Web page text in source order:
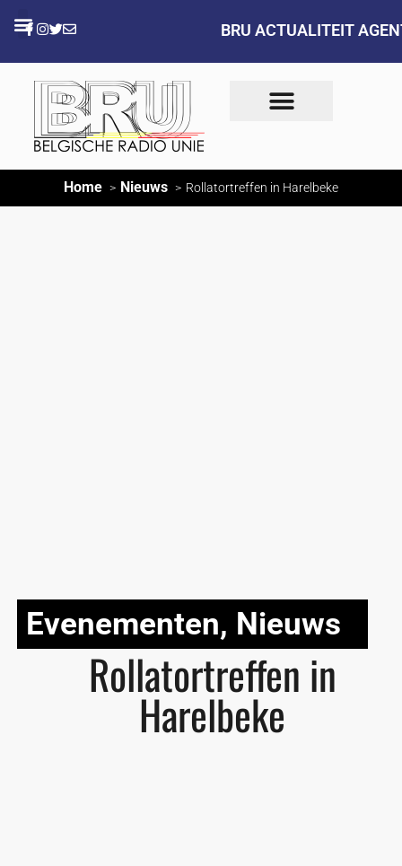
BRU ACTUALITEIT
Home Nieuws Rollatortreffen in Harelbeke
Evenementen, Nieuws
Rollatortreffen in
Harelbeke